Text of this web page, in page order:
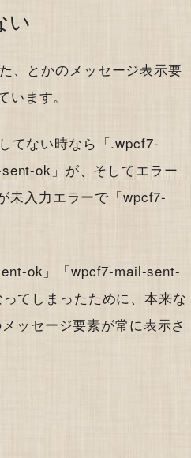
い
、とかのメッセージ表示要
ます。
てない時なら「.wpcf7-
ok」が、そしてエラー
未入力エラーで「wpcf7-
ok」「wpcf7-mail-sent-
てしまったために、本来な
ッセージ要素が常に表示さ